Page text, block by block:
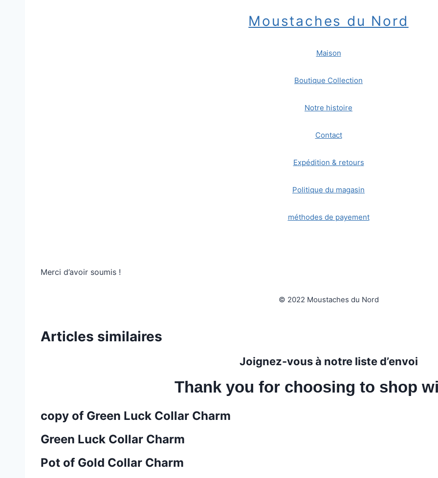
Moustaches du Nord
Maison
Boutique Collection
Notre histoire
Contact
Expédition & retours
Politique du magasin
méthodes de payement
Merci d’avoir soumis !
© 2022 Moustaches du Nord
Articles similaires
Joignez-vous à notre liste d’envoi
Thank you for choosing to shop
copy of Green Luck Collar Charm
Green Luck Collar Charm
Pot of Gold Collar Charm